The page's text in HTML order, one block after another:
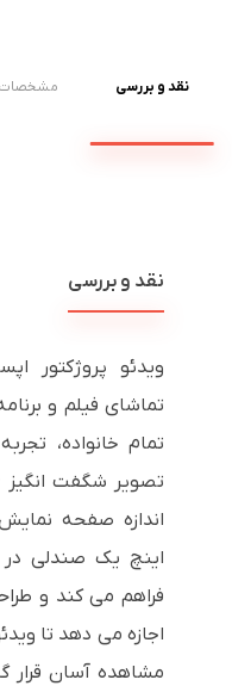
نقد و بررسی مشخصات
نقد و بررسی
تماشای فیلم و
تمام خانواده،
اینچ یک صندلی در
فراهم می کند و
اجازه می دهد تا
مشاهده آسان قرار